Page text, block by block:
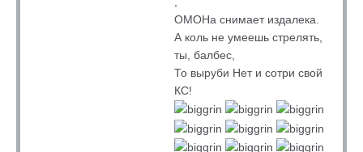
ОМОНа снимает издалека.
А коль не умеешь стрелять,
ты, балбес,
То выруби Нет и сотри свой
КС!